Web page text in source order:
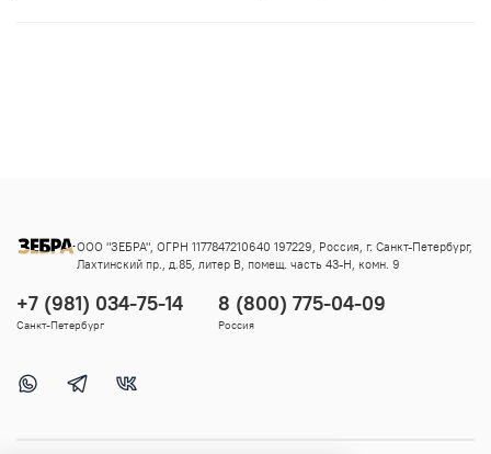
+7 (981) 034-75-14
Санкт-Петербург
8 (800) 775-04-09
Россия
ООО "ЗЕБРА", ОГРН 1177847210640 197229, Россия, г. Санкт-Петербург,
Лахтинский пр., д.85, литер В, помещ. часть 43-Н, комн. 9